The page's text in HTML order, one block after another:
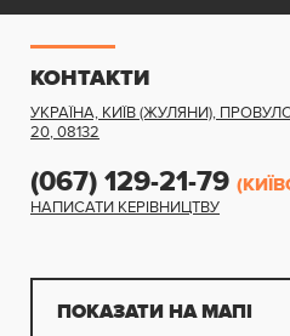
КОНТАКТИ
УКРАЇНА, КИЇВ (ЖУЛЯНИ),
20,08132
(067) 129-21-79
НАПИСАТИ КЕРІВНИЦТВУ
ПОКАЗАТИ НА МАПІ